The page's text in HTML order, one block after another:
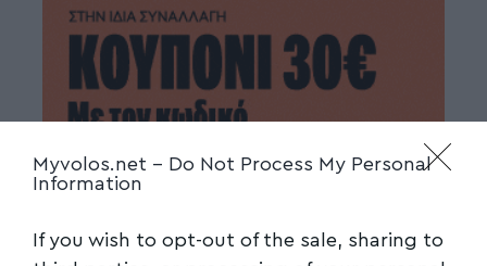
Myvolos.net - Do Not Process My Personal
Information
If you wish to opt-out of the sale, sharing to